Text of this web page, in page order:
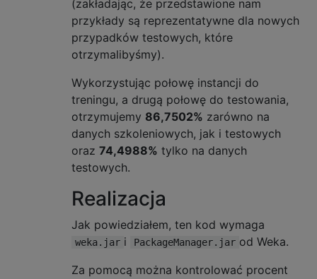
(zakładając, że przedstawione nam
przykłady są reprezentatywne dla nowych
przypadków testowych, które
otrzymalibyśmy).
Wykorzystując połowę instancji do
treningu, a drugą połowę do testowania,
otrzymujemy 86,7502% zarówno na
danych szkoleniowych, jak i testowych
oraz 74,4988% tylko na danych
testowych.
Realizacja
Jak powiedziałem, ten kod wymaga
weka.jar i PackageManager.jar od Weka.
Za pomocą można kontrolować procent